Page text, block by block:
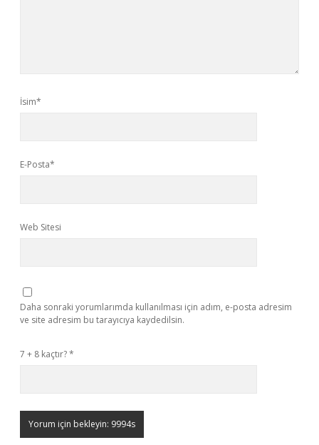
İsim*
E-Posta*
Web Sitesi
Daha sonraki yorumlarımda kullanılması için adım, e-posta adresim
ve site adresim bu tarayıcıya kaydedilsin.
7 + 8 kaçtır?*